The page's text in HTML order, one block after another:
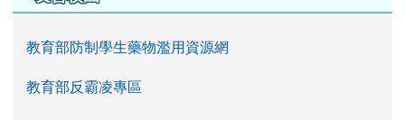
教育部防制學生藥物濫用資源網
教育部反霸凌專區